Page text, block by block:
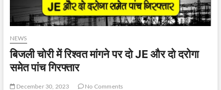
NEWS
बिजली चोरी में रिश्वत मांगने पर दो JE और दो दरोगा
समेत पांच गिरफ्तार
December 30, 2023
No Comments